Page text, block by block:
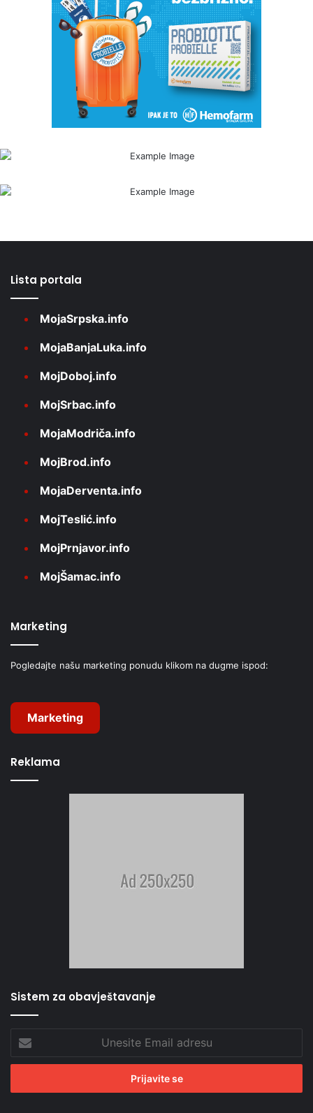
Lista portala
MojaSrpska.info
MojaBanjaLuka.info
MojDoboj.info
MojSrbac.info
MojaModriča.info
MojBrod.info
MojaDerventa.info
MojTeslić.info
MojPrnjavor.info
MojŠamac.info
Marketing
Pogledajte našu marketing ponudu klikom na dugme ispod:
Marketing
Reklama
Sistem za obavještavanje
Unesite
Email
adresu